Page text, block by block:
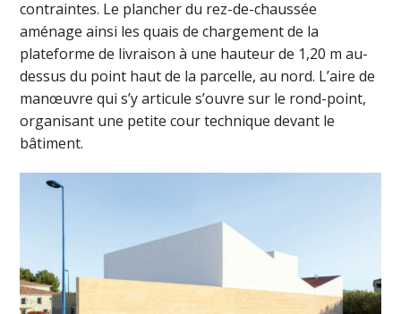
contraintes. Le plancher du rez-de-chaussée
aménage ainsi les quais de chargement de la
plateforme de livraison à une hauteur de 1,20 m au-
dessus du point haut de la parcelle, au nord. L’aire de
manœuvre qui s’y articule s’ouvre sur le rond-point,
organisant une petite cour technique devant le
bâtiment.